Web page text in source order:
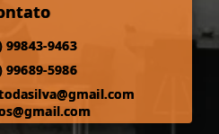
99843-9463
99689-5986